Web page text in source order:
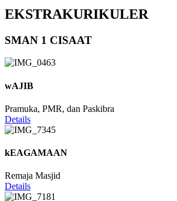
EKSTRAKURIKULER
SMAN 1 CISAAT
wAJIB
Pramuka, PMR, dan Paskibra
Details
kEAGAMAAN
Remaja Masjid
Details